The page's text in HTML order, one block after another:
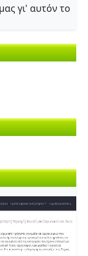
γι' αυτόν το